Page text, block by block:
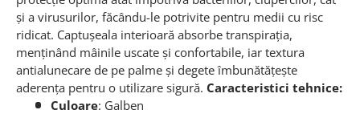
și a virusurilor, făcându-le potrivite pentru medii cu risc
ridicat. Captușeala interioară absorbe transpirația,
menținând mâinile uscate și confortabile, iar textura
antialunecare de pe palme și degete îmbunătățește
aderența pentru o utilizare sigură. Caracteristici tehnice:
Culoare: Galben